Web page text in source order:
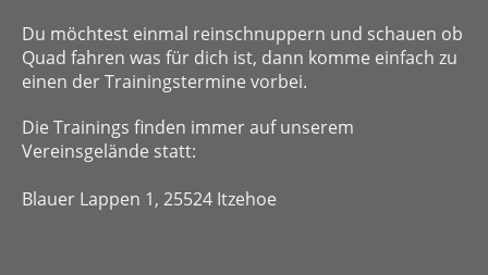
Du möchtest einmal reinschnuppern und schauen ob
Quad fahren was für dich ist, dann komme einfach zu
einen der Trainingstermine vorbei.
Die Trainings finden immer auf unserem
Vereinsgelände statt:
Blauer Lappen 1, 25524 Itzehoe